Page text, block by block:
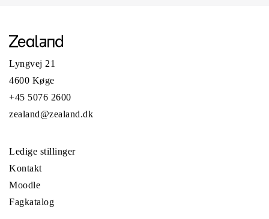
Lyngvej 21
4600 Køge
+45 5076 2600
zealand@zealand.dk
Ledige stillinger
Kontakt
Moodle
Fagkatalog